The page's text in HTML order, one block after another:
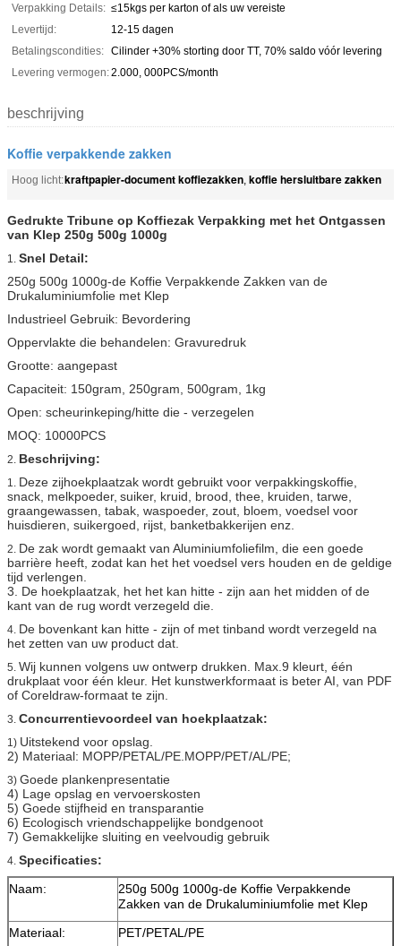
Verpakking Details: ≤15kgs per karton of als uw vereiste
Levertijd:
12-15 dagen
Betalingscondities: Cilinder +30% storting door TT, 70% saldo vóór levering
Levering vermogen:2.000, 000PCS/month
beschrijving
Koffie verpakkende zakken
Hoog licht:kraftpapier-document koffiezakken, koffie hersluitbare zakken
Gedrukte Tribune op Koffiezak Verpakking met het Ontgassen
van Klep 250g 500g 1000g
1. Snel Detail:
250g 500g 1000g-de Koffie Verpakkende Zakken van de
Drukaluminiumfolie met Klep
Industrieel Gebruik: Bevordering
Oppervlakte die behandelen: Gravuredruk
Grootte: aangepast
Capaciteit: 150gram, 250gram, 500gram, 1kg
Open: scheurinkeping/hitte die - verzegelen
MOQ: 10000PCS
2. Beschrijving:
1. Deze zijhoekplaatzak wordt gebruikt voor verpakkingskoffie,
snack, melkpoeder, suiker, kruid, brood, thee, kruiden, tarwe,
graangewassen, tabak, waspoeder, zout, bloem, voedsel voor
huisdieren, suikergoed, rijst, banketbakkerijen enz.
2. De zak wordt gemaakt van Aluminiumfoliefilm, die een goede
barrière heeft, zodat kan het het voedsel vers houden en de geldige
tijd verlengen.
3. De hoekplaatzak, het het kan hitte - zijn aan het midden of de
kant van de rug wordt verzegeld die.
4. De bovenkant kan hitte - zijn of met tinband wordt verzegeld na
het zetten van uw product dat.
5. Wij kunnen volgens uw ontwerp drukken. Max.9 kleurt, één
drukplaat voor één kleur. Het kunstwerkformaat is beter AI, van PDF
of Coreldraw-formaat te zijn.
3. Concurrentievoordeel van hoekplaatzak:
1) Uitstekend voor opslag.
2) Materiaal: MOPP/PETAL/PE.MOPP/PET/AL/PE;
3) Goede plankenpresentatie
4) Lage opslag en vervoerskosten
5) Goede stijfheid en transparantie
6) Ecologisch vriendschappelijke bondgenoot
7) Gemakkelijke sluiting en veelvoudig gebruik
4. Specificaties:
Naam:
250g 500g 1000g-de Koffie Verpakkende
Zakken van de Drukaluminiumfolie met Klep
Materiaal:
PET/PETAL/PE